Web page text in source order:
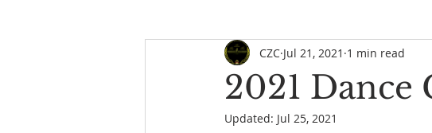
2021 Dance
CZC Jul 21, 2021 1 min read
Updated: Jul 25, 2021